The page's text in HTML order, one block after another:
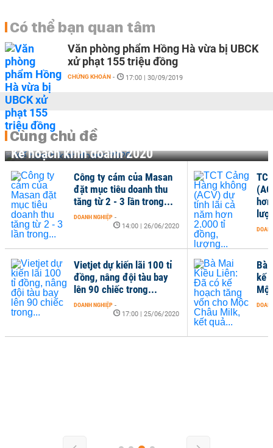
Có thể bạn quan tâm
Văn phòng phẩm Hồng Hà vừa bị UBCK
xử phạt 155 triệu đồng
CHỨNG KHOÁN - 17:00 | 30/09/2019
Cùng chủ đề
Kế hoạch kinh doanh 2020
Bà
kế
Công ty cám của Masan
đặt mục tiêu doanh thu
tăng từ 2 - 3 lần trong...
DOANH NGHIỆP -
14:00 | 26/06/2020
Vietjet dự kiến lãi 100 tỉ
đồng, nâng đội tàu bay
lên 90 chiếc trong...
DOANH NGHIỆP -
17:00 | 25/06/2020